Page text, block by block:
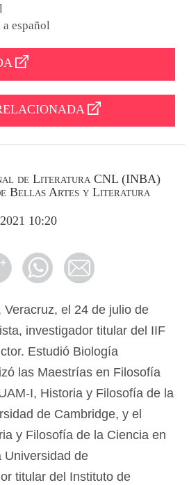
español
de Literatura CNL (INBA)
Bellas Artes y Literatura
10:20
Veracruz, el 24 de julio de
investigador titular del IIF
Estudió Biología
las Maestrías en Filosofía
I, Historia y Filosofía de la
de Cambridge, y el
y Filosofía de la Ciencia en
Universidad de
titular del Instituto de